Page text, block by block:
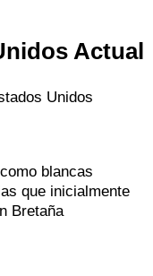
Actual
blancas
que inicialmente
Bretaña